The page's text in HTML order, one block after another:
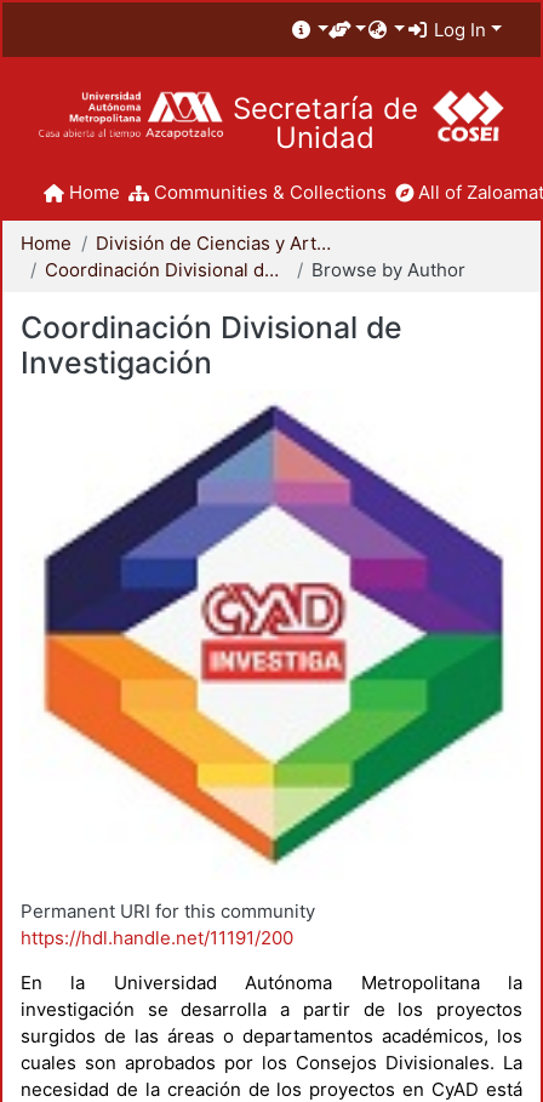
Log In
Secretaría de
Unidad
Home Communities & Collections All of
Home
División de Ciencias y Artes para el Diseño
Coordinación Divisional de Investigación
Browse by Author
Coordinación Divisional de
Investigación
Permanent URI for this community
https://hdl.handle.net/11191/200
En la Universidad Autónoma Metropolitana la
investigación se desarrolla a partir de los proyectos
surgidos de las áreas o departamentos académicos, los
cuales son aprobados por los Consejos Divisionales. La
necesidad de la creación de los proyectos en CyAD está